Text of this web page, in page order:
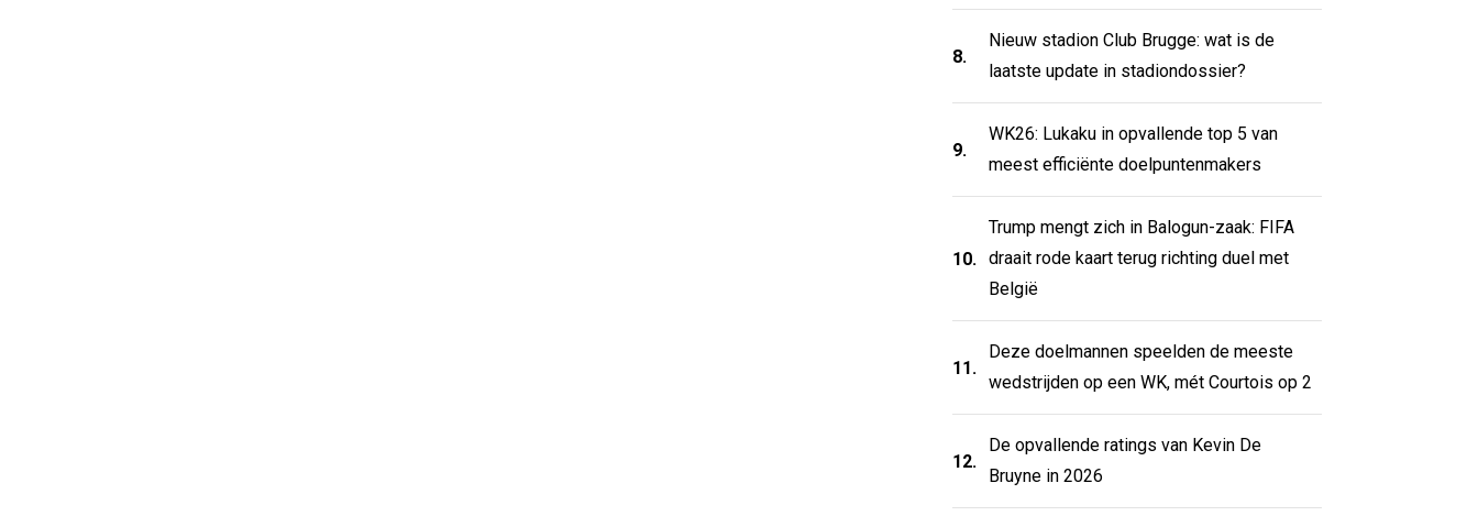
8.
Nieuw stadion Club Brugge: wat is de
laatste update in stadiondossier?
9.
WK26: Lukaku in opvallende top 5 van
meest efficiënte doelpuntenmakers
10.
Trump mengt zich in Balogun-zaak: FIFA
draait rode kaart terug richting duel met
België
11.
Deze doelmannen speelden de meeste
wedstrijden op een WK, mét Courtois op 2
12.
De opvallende ratings van Kevin De
Bruyne in 2026